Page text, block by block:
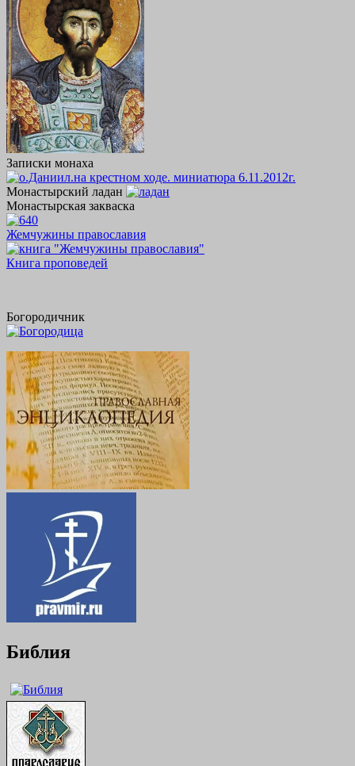
Записки монаха
Монастырский ладан
Монастырская закваска
Жемчужины православия
Книга проповедей
Богородичник
Библия